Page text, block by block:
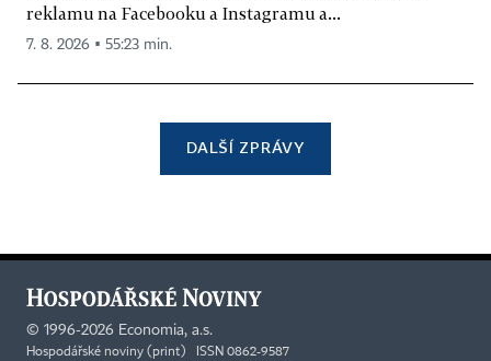
reklamu na Facebooku a Instagramu a...
7. 8. 2026 ▪ 55:23 min.
DALŠÍ ZPRÁVY
© 1996-2026 Economia, a.s.
Hospodářské noviny (print) ISSN 0862-9587